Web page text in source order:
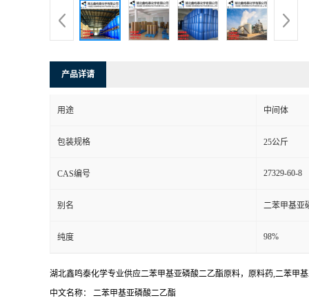
产品详请
用途 中间体
包装规格 25公斤
CAS编号 27329-60-8
别名 二苯甲基亚
纯度 98%
湖北鑫鸣泰化学专业供应二苯甲基亚磷酸二乙酯原料，原料药,二苯甲
中文名称： 二苯甲基亚磷酸二乙酯